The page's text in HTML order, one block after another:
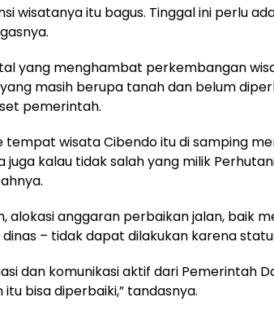
wisatanya itu bagus. Tinggal ini perlu
yang menghambat perkembangan
masih berupa tanah dan belum
pemerintah.
tempat wisata Cibendo itu di samping
juga kalau tidak salah yang milik
alokasi anggaran perbaikan jalan, baik
dinas – tidak dapat dilakukan karena
dan komunikasi aktif dari Pemerintah
bisa diperbaiki,” tandasnya.